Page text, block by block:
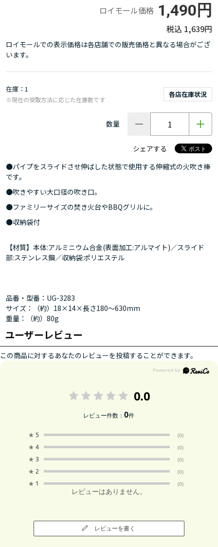
ロイモール価格 1,490円
1,639円
ロイモールでの表示価格は各店舗での販売価格と異なる場合がござ
います。
在庫 1
各店在庫状況
※現在の受取方法に応じた在庫数です
数量
シェアする
●パイプをスライドさせ伸ばした状態で使用する伸縮式の火吹き棒
です。
●吹きやすい大口径の吹き口。
●ファミリーサイズの焚き火台やBBQグリルに。
●収納袋付
【材質】本体:アルミニウム合金(表面加工:アルマイト)／スライド
部:ステンレス鋼／収納袋:ポリエステル
品番・型番：UG-3283
サイズ：（約）18×14×長さ180～630mm
重量：（約）80g
ユーザーレビュー
この商品に対するあなたのレビューを投稿することができます。
0.0
レビュー件数：0件
★ 5 (0)
★ 4 (0)
★ 3 (0)
★ 2 (0)
★ 1 (0)
レビューはありません。
レビューを書く